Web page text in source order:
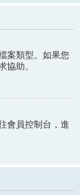
案類型。如果您
協助。
會員控制台，進